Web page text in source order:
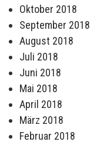
Oktober 2018
September 2018
August 2018
Juli 2018
Juni 2018
Mai 2018
April 2018
März 2018
Februar 2018